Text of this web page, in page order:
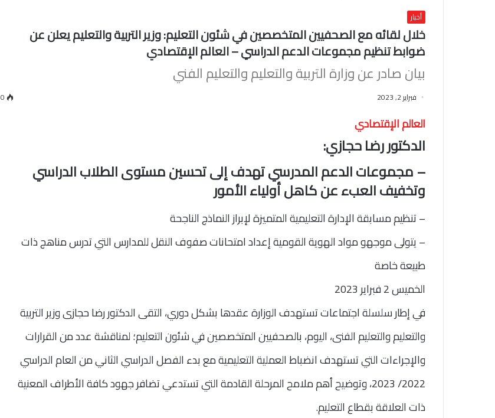
أخبار
خلال لقائه مع الصحفيين المتخصصين في شئون التعليم: وزير التربية والتعليم يعلن عن
ضوابط تنظيم مجموعات الدعم الدراسي – العالم الإقتصادي
بيان صادر عن وزارة التربية والتعليم والتعليم الفني
فبراير 2, 2023 0
العالم الإقتصادي
الدكتور رضا حجازي:
– مجموعات الدعم المدرسي تهدف إلى تحسين مستوى الطلاب الدراسي
وتخفيف العبء عن كاهل أولياء الأمور
– تنظيم مسابقة الإدارة التعليمية المتميزة لإبراز النماذج الناجحة
– يتولى موجهو مواد الهوية القومية إعداد امتحانات صفوف النقل للمدارس التي تدرس مناهج ذات
طبيعة خاصة
الخميس 2 فبراير 2023
في إطار سلسلة اجتماعات تستهدف الوزارة عقدها بشكل دوري، التقى الدكتور رضا حجازى وزير التربية
والتعليم والتعليم الفنى، اليوم، بالصحفيين المتخصصين في شئون التعليم؛ لمناقشة عدد من القرارات
والإجراءات التي تستهدف انضباط العملية التعليمية مع بدء الفصل الدراسي الثاني من العام الدراسي
2022/ 2023، وتوضيح أهم ملامح المرحلة القادمة التي تستدعي تضافر جهود كافة الأطراف المعنية
ذات العلاقة بقطاع التعليم.